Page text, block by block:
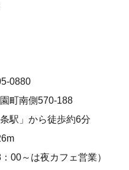
0880
町南側570-188
駅」から徒歩約6分
00～は夜カフェ営業）